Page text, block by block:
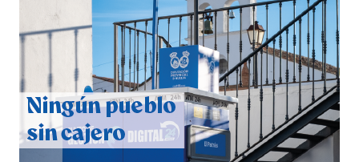
QUINTA CORRIDA DE LAS FIESTAS COLOMBINAS
2026
hace 5 días·Huelvatv